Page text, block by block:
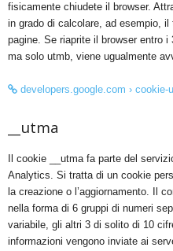
fisicamente chiudete il browser.
in grado di calcolare, ad esempio,
pagine. Se riaprite il browser entro
ma solo utmb, viene ugualmente
developers.google.com › cookie-
__utma
Il cookie __utma fa parte del
Analytics. Si tratta di un cookie
la creazione o l’aggiornamento. Il
nella forma di 6 gruppi di numeri
variabile, gli altri 3 di solito di 10
informazioni vengono inviate ai